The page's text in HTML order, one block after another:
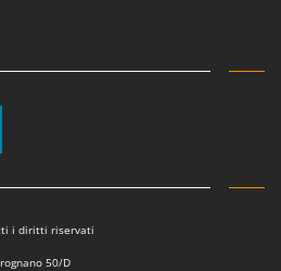
Traktoren
Teppichbodenreiniger
i diritti riservati
50/D